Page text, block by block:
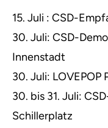
15. Juli : CSD-
30. Juli: CSD-
Innenstadt
30. Juli: LOVEPOP
30. bis 31. Juli:
Schillerplatz